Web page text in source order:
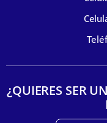
¿QUIERES SER